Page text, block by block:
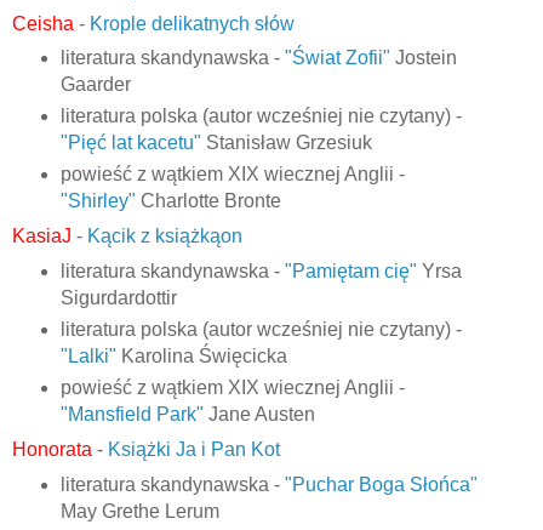
Ceisha - Krople delikatnych słów
literatura skandynawska - "Świat Zofii" Jostein
Gaarder
literatura polska (autor wcześniej nie czytany) -
"Pięć lat kacetu" Stanisław Grzesiuk
powieść z wątkiem XIX wiecznej Anglii -
"Shirley" Charlotte Bronte
KasiaJ - Kącik z książkąon
literatura skandynawska - "Pamiętam cię" Yrsa
Sigurdardottir
literatura polska (autor wcześniej nie czytany) -
"Lalki" Karolina Święcicka
powieść z wątkiem XIX wiecznej Anglii -
"Mansfield Park" Jane Austen
Honorata - Książki Ja i Pan Kot
literatura skandynawska - "Puchar Boga Słońca"
May Grethe Lerum